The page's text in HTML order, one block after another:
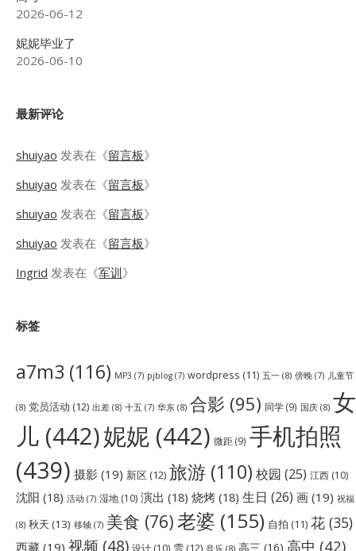
2026-06-12
妮妮毕业了
2026-06-10
最新评论
shuiyao 发表在《留言板》
shuiyao 发表在《留言板》
shuiyao 发表在《留言板》
shuiyao 发表在《留言板》
Ingrid 发表在《军训》
标签
a7m3 (116) MP3 (7) pjblog (7) wordpress (11) 五一 (8) 傍晚 (7) 儿童节
(8) 党员活动 (12) 出差 (8) 十五 (7) 华东 (8) 合影 (95) 同学(9) 国庆 (8) 女
儿 (442)妮妮 (442) 微距(9) 手机拍照
(439) 摄影 (19) 新区 (12) 旅游 (110) 校园 (25) 江西 (10)
沈阳 (18) 活动 (7) 湿地 (10) 演出 (18) 烧烤 (18) 生日 (26) 画 (19) 祝福
(8) 秋天 (13) 移轴 (7) 美食 (76)老婆 (155) 自拍 (11) 花 (35)
西藏 (19) 视频 (48) 设计 (10) 雪 (12) 音乐 (8) 高三 (16) 高中 (42)